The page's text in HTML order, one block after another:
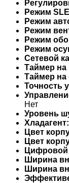
Режим
Режим
Режим
Режим
Режим
Сетевой
Таймер на
Таймер на
Точность
Нет
Уровень
Хладагент:
Цвет
Цвет
Цифровой
Ширина
Ширина